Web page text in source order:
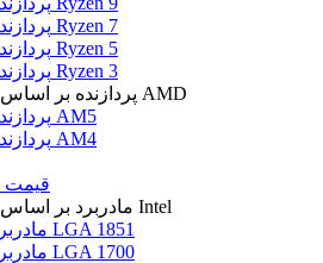
پردازنده Ryzen 7
پردازنده Ryzen 5
پردازنده Ryzen 3
پردازنده بر اساس سوکت AMD
پردازنده AM5
پردازنده AM4
قیمت
مادربرد بر اساس سوکت Intel
مادربرد LGA 1851
مادربرد LGA 1700